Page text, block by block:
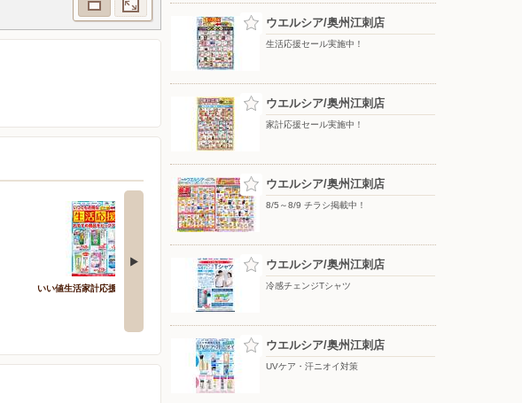
いい値生活家計応援お買得 いい値生活家計応援お買得
ウエルシア/奥州江刺店
生活応援セール実施中！
ウエルシア/奥州江刺店
家計応援セール実施中！
ウエルシア/奥州江刺店
8/5～8/9 チラシ掲載中！
ウエルシア/奥州江刺店
冷感チェンジTシャツ
ウエルシア/奥州江刺店
UVケア・汗ニオイ対策